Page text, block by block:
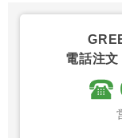
電話注